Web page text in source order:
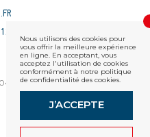
PARIS
Nous utilisons des cookies pour
vous offrir la meilleure expérience
en ligne. En acceptant, vous
acceptez l'utilisation de cookies
conformément à notre politique
de confidentialité des cookies.
J’ACCEPTE